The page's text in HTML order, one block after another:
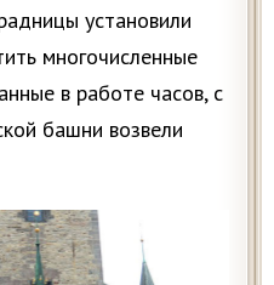
установили
многочисленные
в работе часов, с
башни возвели